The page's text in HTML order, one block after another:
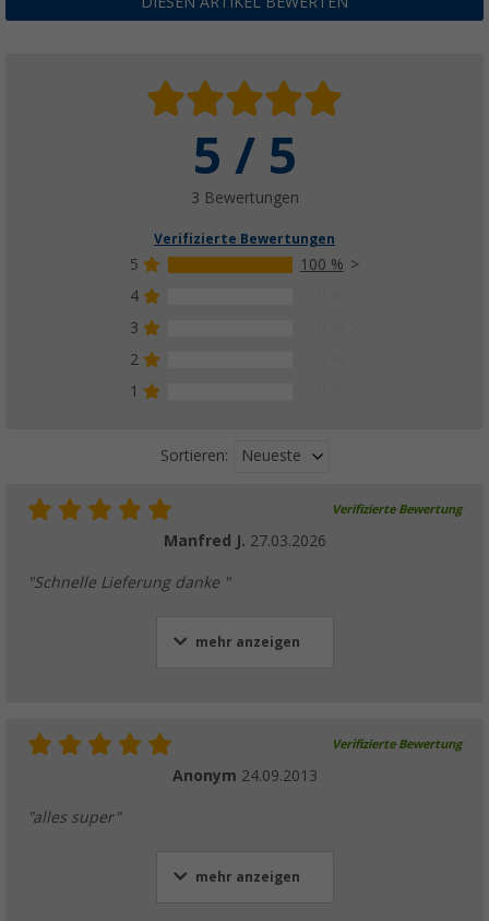
5 / 5
3 Bewertungen
Verifizierte Bewertungen
5
100 %
4
3
2
1
Sortieren: Neueste
Verifizierte Bewertung
Manfred J. 27.03.2026
"Schnelle Lieferung danke "
mehr anzeigen
Verifizierte Bewertung
Anonym 24.09.2013
"alles super"
mehr anzeigen